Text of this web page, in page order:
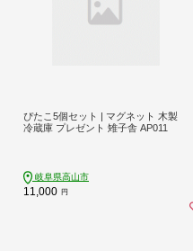
ぴたこ5個セット | マグネット 木製
冷蔵庫 プレゼント 雉子舎 AP011
岐阜県高山市
11,000 円